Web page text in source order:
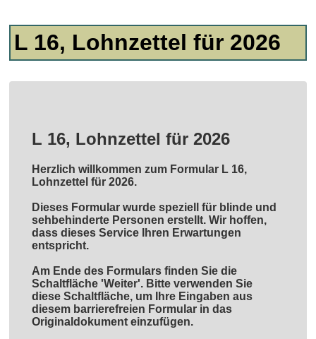
L 16, Lohnzettel für 2026
L 16, Lohnzettel für 2026
Herzlich willkommen zum Formular L 16,
Lohnzettel für 2026.
Dieses Formular wurde speziell für blinde und
sehbehinderte Personen erstellt. Wir hoffen,
dass dieses Service Ihren Erwartungen
entspricht.
Am Ende des Formulars finden Sie die
Schaltfläche 'Weiter'. Bitte verwenden Sie
diese Schaltfläche, um Ihre Eingaben aus
diesem barrierefreien Formular in das
Originaldokument einzufügen.